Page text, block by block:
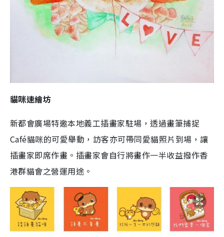
貓咪速繪坊
新都會廣場特邀本地義工插畫家駐場，透過畫筆捕捉
Café貓咪的可愛舉動，訪客亦可帶同愛貓照片到場，讓
插畫家即席作畫。插畫家會自行將畫作一半收益撥作香
港群貓會之營運用途。